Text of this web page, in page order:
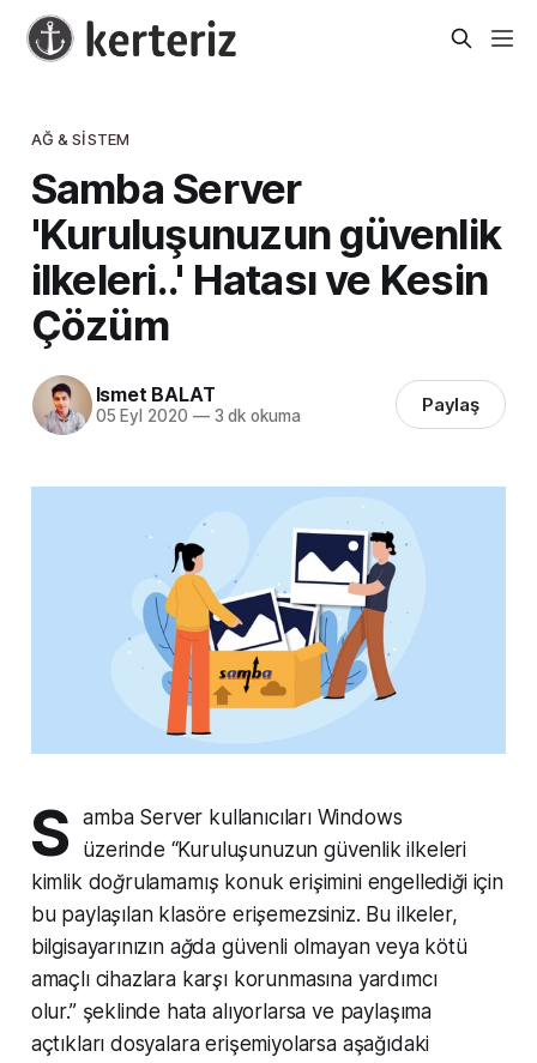
AĞ & SISTEM
Samba Server
'Kuruluşunuzun güvenlik
ilkeleri..' Hatası ve Kesin
Çözüm
Ismet BALAT
05 Eyl 2020 —3 dk okuma Paylaş
S
amba Server kullanıcıları Windows
üzerinde “Kuruluşunuzun güvenlik ilkeleri
kimlik doğrulamamış konuk erişimini engellediği için
bu paylaşılan klasöre erişemezsiniz. Bu ilkeler,
bilgisayarınızın ağda güvenli olmayan veya kötü
amaçlı cihazlara karşı korunmasına yardımcı
olur.”şeklinde hata alıyorlarsa ve paylaşıma
açtıkları dosyalara erişemiyolarsa aşağıdaki